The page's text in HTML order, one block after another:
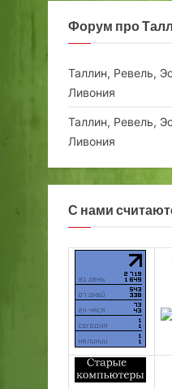
Форум про
Таллин, Ревель,
Ливония
Таллин, Ревель,
Ливония
С нами